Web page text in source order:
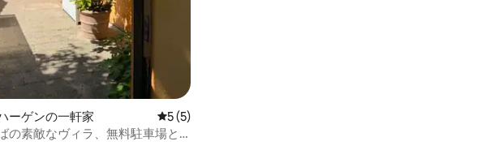
4.93つ星の平均評価
ーゲンの一軒家 レビュー5件、5つ星中5つ星の平均評価
5 (5)
の素敵なヴィラ、無料駐車場と